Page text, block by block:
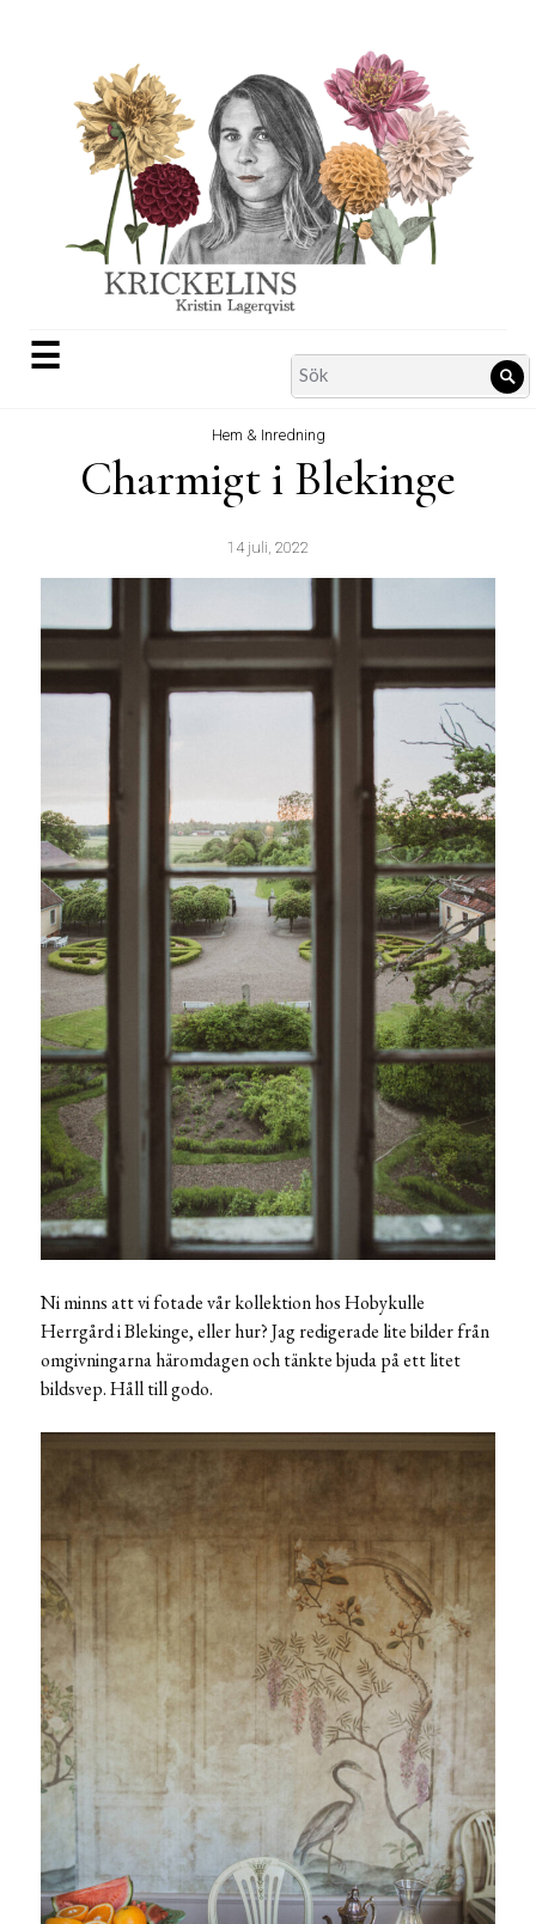
☰
Search
for:
Hem & Inredning
Charmigt i Blekinge
14 juli, 2022
Ni minns att vi fotade vår kollektion hos Hobykulle
Herrgård i Blekinge, eller hur? Jag redigerade lite bilder från
omgivningarna häromdagen och tänkte bjuda på ett litet
bildsvep. Håll till godo.